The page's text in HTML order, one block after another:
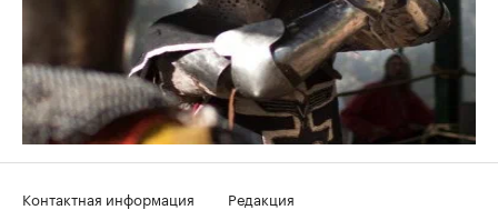
Контактная информация
Редакция